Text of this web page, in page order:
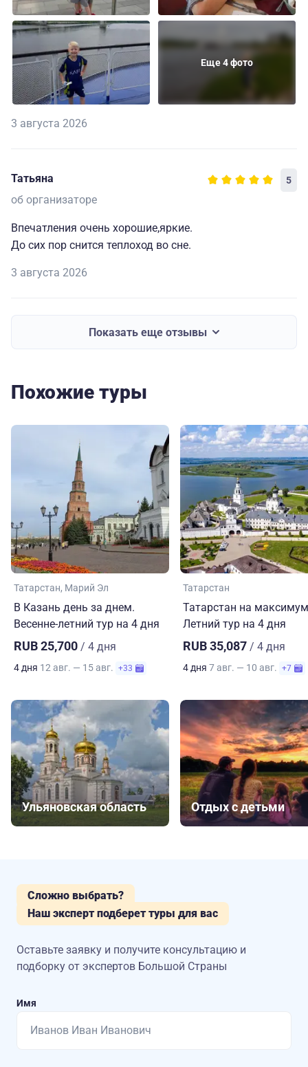
Еще 4 фото
3 августа 2026
Татьяна 5
об организаторе
Впечатления очень хорошие,яркие.
До сих пор снится теплоход во сне.
3 августа 2026
Показать еще отзывы
Похожие туры
Татарстан Марий Эл
В Казань день за днем.
Весенне-летний тур на 4 дня
RUB 25,700 / 4 дня
4 дня 12 авг. — 15 авг. +33
Татарстан
Татарстан на
Летний тур на 4 дня
RUB 35,087 / 4 дня
4 дня 7 авг. — 10 авг. +7
Ульяновская область Отдых с детьми
Сложно выбрать?
Наш эксперт подберет туры для вас
Оставьте заявку и получите консультацию и
подборку от экспертов Большой Страны
Имя